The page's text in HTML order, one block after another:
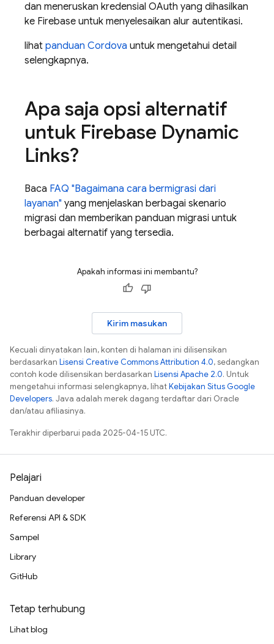
dan meneruskan kredensial OAuth yang dihasilkan
ke Firebase untuk menyelesaikan alur autentikasi.
lihat panduan Cordova untuk mengetahui detail
selengkapnya.
Apa saja opsi alternatif
untuk Firebase Dynamic
Links?
Baca FAQ "Bagaimana cara bermigrasi dari
layanan" yang menjelaskan berbagai skenario
migrasi dan memberikan panduan migrasi untuk
berbagai alternatif yang tersedia.
Apakah informasi ini membantu?
Kirim masukan
Kecuali dinyatakan lain, konten di halaman ini dilisensikan
berdasarkan Lisensi Creative Commons Attribution 4.0, sedangkan
contoh kode dilisensikan berdasarkan Lisensi Apache 2.0. Untuk
mengetahui informasi selengkapnya, lihatKebijakan Situs Google
Developers. Java adalah merek dagang terdaftar dari Oracle
dan/atau afiliasinya.
Terakhir diperbarui pada 2025-04-15 UTC.
Pelajari
Panduan developer
Referensi API & SDK
Sampel
Library
GitHub
Tetap terhubung
Lihat blog